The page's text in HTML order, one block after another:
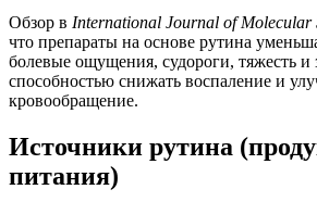
Обзор в International Journal of Molecular
что препараты на основе рутина
болевые ощущения, судороги, тяжесть и
способностью снижать воспаление и
кровообращение.
Источники рутина
питания)